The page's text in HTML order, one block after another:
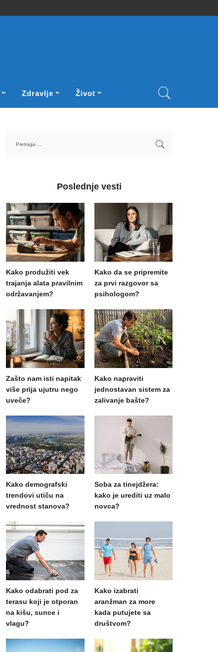
Zdravlje Život
Poslednje vesti
Kako produžiti vek
trajanja alata pravilnim
održavanjem?
Kako da se pripremite
za prvi razgovor sa
psihologom?
Zašto nam isti napitak
više prija ujutru nego
uveče?
Kako napraviti
jednostavan sistem za
zalivanje bašte?
Kako demografski
trendovi utiču na
vrednost stanova?
Soba za tinejdžera:
kako je urediti uz malo
novca?
Kako odabrati pod za
terasu koji je otporan
na kišu, sunce i
vlagu?
Kako izabrati
aranžman za more
kada putujete sa
društvom?